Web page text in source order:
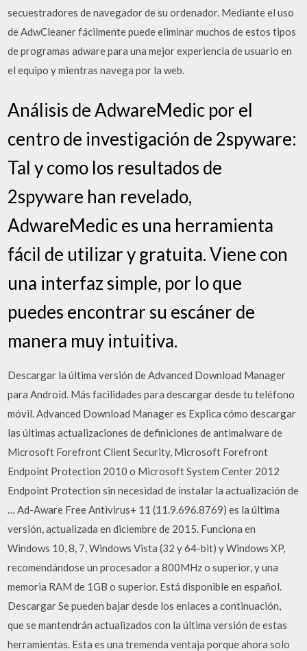
secuestradores de navegador de su ordenador. Mediante el uso
de AdwCleaner fácilmente puede eliminar muchos de estos tipos
de programas adware para una mejor experiencia de usuario en
el equipo y mientras navega por la web.
Análisis de AdwareMedic por el
centro de investigación de 2spyware:
Tal y como los resultados de
2spyware han revelado,
AdwareMedic es una herramienta
fácil de utilizar y gratuita. Viene con
una interfaz simple, por lo que
puedes encontrar su escáner de
manera muy intuitiva.
Descargar la última versión de Advanced Download Manager
para Android. Más facilidades para descargar desde tu teléfono
móvil. Advanced Download Manager es Explica cómo descargar
las últimas actualizaciones de definiciones de antimalware de
Microsoft Forefront Client Security, Microsoft Forefront
Endpoint Protection 2010 o Microsoft System Center 2012
Endpoint Protection sin necesidad de instalar la actualización de
… Ad-Aware Free Antivirus+ 11 (11.9.696.8769) es la última
versión, actualizada en diciembre de 2015. Funciona en
Windows 10, 8, 7, Windows Vista (32 y 64-bit) y Windows XP,
recomendándose un procesador a 800MHz o superior, y una
memoria RAM de 1GB o superior. Está disponible en español.
Descargar Se pueden bajar desde los enlaces a continuación,
que se mantendrán actualizados con la última versión de estas
herramientas. Esta es una tremenda ventaja porque ahora solo